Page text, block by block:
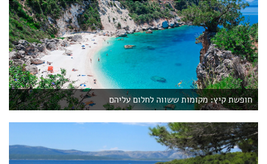
חופשת קיץ: מקומות ששווה לחלום עליהם